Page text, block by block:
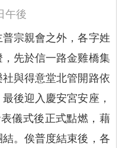
午後
普宗親會之外，各字姓
先於信一路金雞橋集
與得意堂北管開路依
後迎入慶安宮安座，
儀式後正式點燃，藉
結。俟普度結束後，各